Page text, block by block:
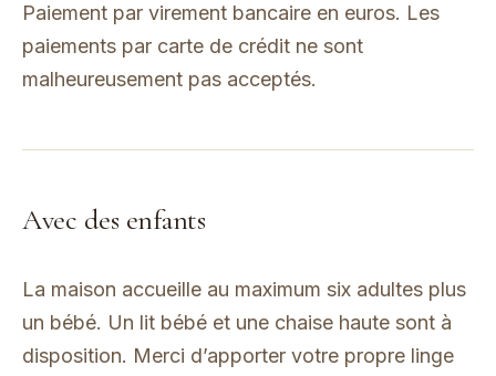
Paiement par virement bancaire en euros. Les
paiements par carte de crédit ne sont
malheureusement pas acceptés.
Avec des enfants
La maison accueille au maximum six adultes plus
un bébé. Un lit bébé et une chaise haute sont à
disposition. Merci d’apporter votre propre linge